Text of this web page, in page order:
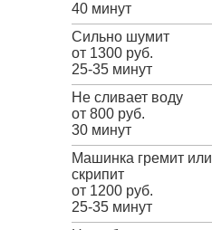
40 минут
Сильно шумит
от 1300 руб.
25-35 минут
Не сливает воду
от 800 руб.
30 минут
Машинка гремит или
скрипит
от 1200 руб.
25-35 минут